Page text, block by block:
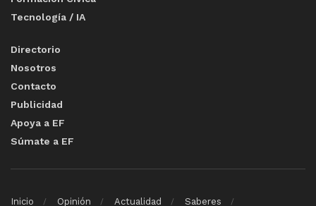
Tecnología / IA
Directorio
Nosotros
Contacto
Publicidad
Apoya a EF
Súmate a EF
Inicio Opinión Actualidad Saberes